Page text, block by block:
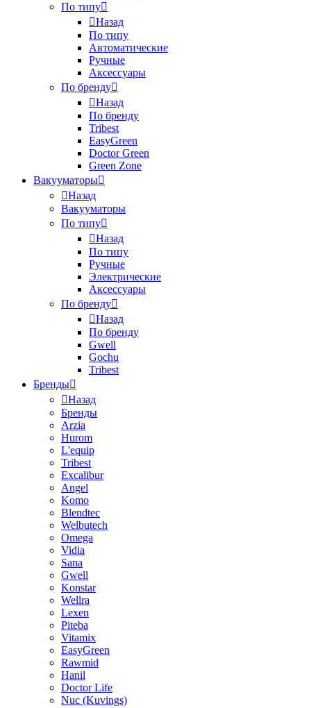
По типу
Назад
По типу
Автоматические
Ручные
Аксессуары
По бренду
Назад
По бренду
Tribest
EasyGreen
Doctor Green
Green Zone
Вакууматоры
Назад
Вакууматоры
По типу
Назад
По типу
Ручные
Электрические
Аксессуары
По бренду
Назад
По бренду
Gwell
Gochu
Tribest
Бренды
Назад
Бренды
Arzia
Hurom
L'equip
Tribest
Excalibur
Angel
Komo
Blendtec
Welbutech
Omega
Vidia
Sana
Gwell
Konstar
Wellra
Lexen
Piteba
Vitamix
EasyGreen
Rawmid
Hanil
Doctor Life
Nuc (Kuvings)